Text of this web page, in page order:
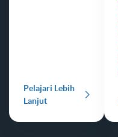
Pelajari Lebih
Lanjut